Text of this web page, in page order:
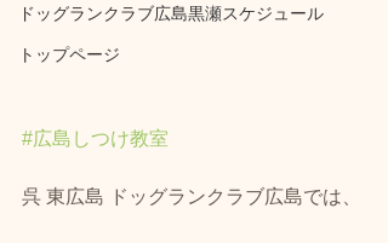
ドッグランクラブ広島黒瀬スケジュール
トップページ
#広島しつけ教室
呉 東広島 ドッグランクラブ広島では、